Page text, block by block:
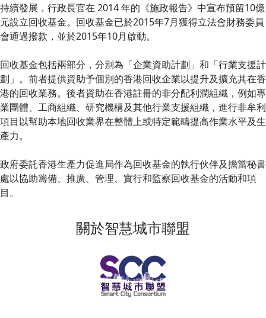
持續發展，行政長官在 2014 年的《施政報告》中宣布預留10億
元設立回收基金。回收基金已於2015年7月獲得立法會財務委員
會通過撥款，並於2015年10月啟動。
回收基金包括兩部分，分別為「企業資助計劃」和「行業支援計
劃」。前者提供資助予個別的香港回收企業以提升及擴充其在香
港的回收業務。後者資助在香港註冊的非分配利潤組織，例如專
業團體、工商組織、研究機構及其他行業支援組織，進行非牟利
項目以幫助本地回收業界在整體上或特定範疇提高作業水平及生
產力。
政府委託香港生產力促進局作為回收基金的執行伙伴及擔當秘書
處以協助籌備、推廣、管理、實行和監察回收基金的活動和項
目。
關於智慧城市聯盟